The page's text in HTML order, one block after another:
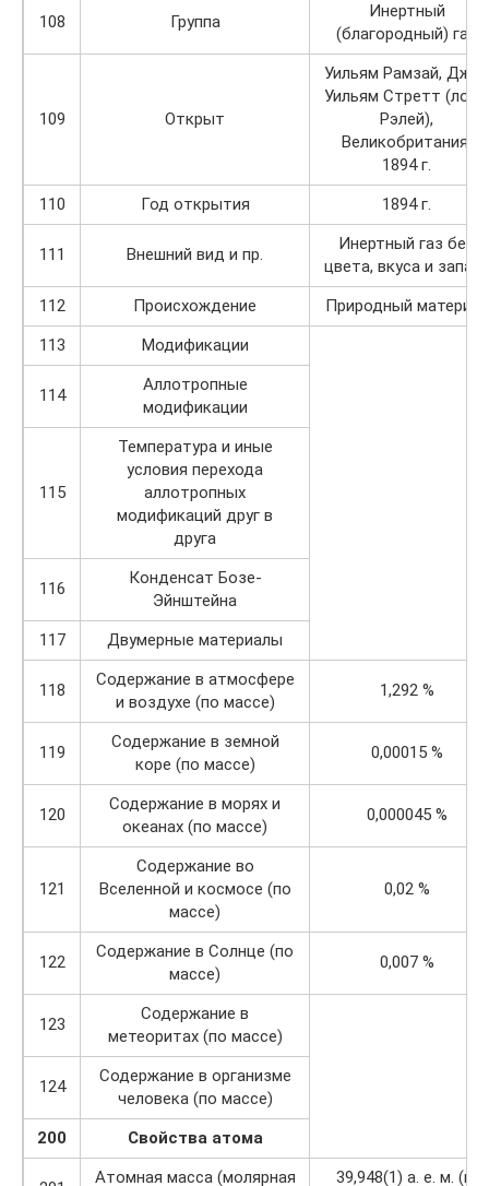
108 Группа
Инертный
(благородный) газ
109 Открыт
Уильям Рамзай, Джон
Уильям Стретт (лорд
Рэлей),
Великобритания,
1894 г.
110
Год открытия 1894 г.
111 Внешний вид и пр.
Инертный газ без
цвета, вкуса и запаха
112
Происхождение
Природный материал
113
Модификации
114
Аллотропные
модификации
115
Температура и иные
условия перехода
аллотропных
модификаций друг в
друга
116
Конденсат Бозе-
Эйнштейна
117
Двумерные материалы
118
Содержание в атмосфере
и воздухе (по массе)
1,292 %
119
Содержание в земной
коре (по массе)
0,00015 %
120
Содержание в морях и
океанах (по массе)
0,000045 %
121
Содержание во
Вселенной и космосе (по
массе)
0,02 %
122
Содержание в Солнце (по
массе)
0,007 %
123
Содержание в
метеоритах (по массе)
124
Содержание в организме
человека (по массе)
200
Свойства атома
Атомная масса (молярная 39,948(1) а. е. м. (г/